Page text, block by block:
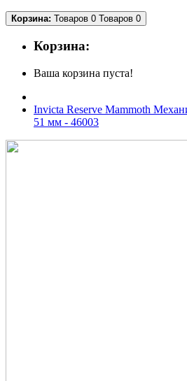
Корзина: Товаров 0 Товаров 0
Корзина:
Ваша корзина пуста!
Invicta Reserve Mammoth
51 мм - 46003